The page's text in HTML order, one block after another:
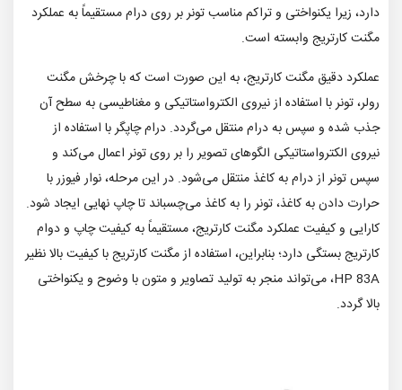
دارد، زیرا یکنواختی و تراکم مناسب تونر بر روی درام مستقیماً به عملکرد
مگنت کارتریج وابسته است.
عملکرد دقیق مگنت کارتریج، به این صورت است که با چرخش مگنت
رولر، تونر با استفاده از نیروی الکترواستاتیکی و مغناطیسی به سطح آن
جذب شده و سپس به درام منتقل می‌گردد. درام چاپگر با استفاده از
نیروی الکترواستاتیکی الگوهای تصویر را بر روی تونر اعمال می‌کند و
سپس تونر از درام به کاغذ منتقل می‌شود. در این مرحله، نوار فیوزر با
حرارت دادن به کاغذ، تونر را به کاغذ می‌چسباند تا چاپ نهایی ایجاد شود.
کارایی و کیفیت عملکرد مگنت کارتریج، مستقیماً به کیفیت چاپ و دوام
کارتریج بستگی دارد؛ بنابراین، استفاده از مگنت کارتریج با کیفیت بالا نظیر
HP 83A، می‌تواند منجر به تولید تصاویر و متون با وضوح و یکنواختی
بالا گردد.